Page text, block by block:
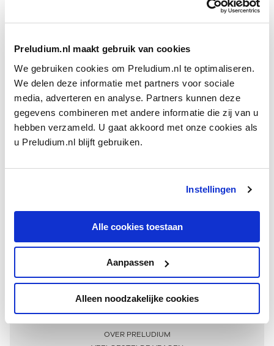
Preludium.nl maakt gebruik van cookies
We gebruiken cookies om Preludium.nl te optimaliseren.
We delen deze informatie met partners voor sociale
media, adverteren en analyse. Partners kunnen deze
gegevens combineren met andere informatie die zij van u
hebben verzameld. U gaat akkoord met onze cookies als
u Preludium.nl blijft gebruiken.
Instellingen
Alle cookies toestaan
Aanpassen
Alleen noodzakelijke cookies
Meer informatie
OVER PRELUDIUM